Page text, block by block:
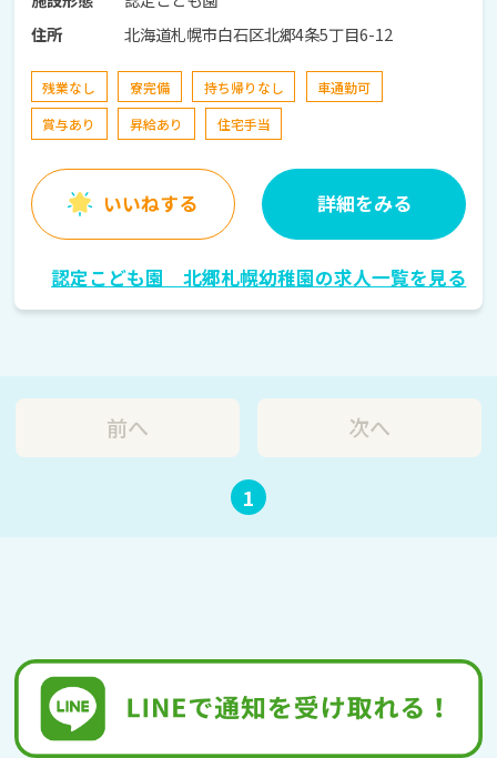
住所
北海道札幌市白石区北郷4条5丁目6-12
残業なし 寮完備 持ち帰りなし
車通勤可
賞与あり
昇給あり 住宅手当
いいねする 詳細をみる
認定こども園 北郷札幌幼稚園の求人一覧を見る
前へ
1
次へ